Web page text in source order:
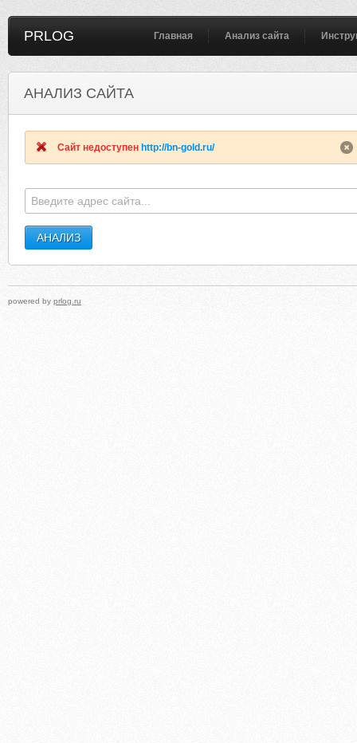
PRLOG Главная Анализ сайта
АНАЛИЗ САЙТА
Сайт недоступен http://bn-gold.ru/
powered by prlog.ru